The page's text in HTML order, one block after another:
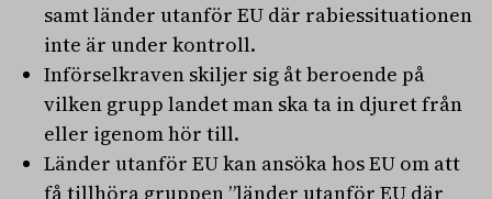
samt länder utanför EU där rabiessituationen
inte är under kontroll.
Införselkraven skiljer sig åt beroende på
vilken grupp landet man ska ta in djuret från
eller igenom hör till.
Länder utanför EU kan ansöka hos EU om att
få tillhöra gruppen ”länder utanför EU där